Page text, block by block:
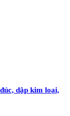
dập kim loại,